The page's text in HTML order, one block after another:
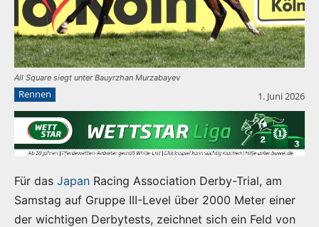
All Square siegt unter Bauyrzhan Murzabayev
Rennen 1. Juni 2026
Für das Japan Racing Association Derby-Trial, am
Samstag auf Gruppe III-Level über 2000 Meter einer
der wichtigen Derbytests, zeichnet sich ein Feld von